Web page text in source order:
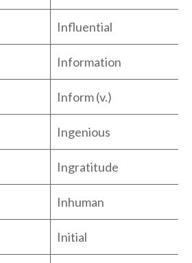
Influential
Information
Inform (v.)
Ingenious
Ingratitude
Inhuman
Initial